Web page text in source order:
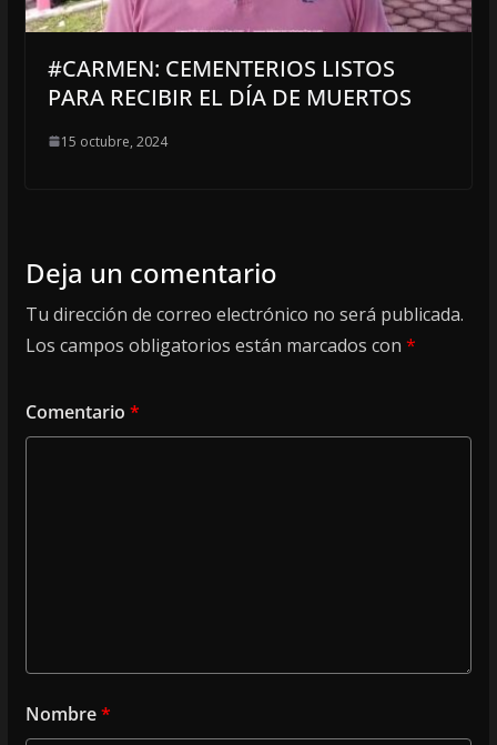
#CARMEN: CEMENTERIOS LISTOS
PARA RECIBIR EL DÍA DE MUERTOS
15 octubre, 2024
Deja un comentario
Tu dirección de correo electrónico no será publicada.
Los campos obligatorios están marcados con *
Comentario *
Nombre*